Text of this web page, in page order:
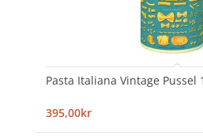
Pasta Italiana Vintage Pussel
395,00kr